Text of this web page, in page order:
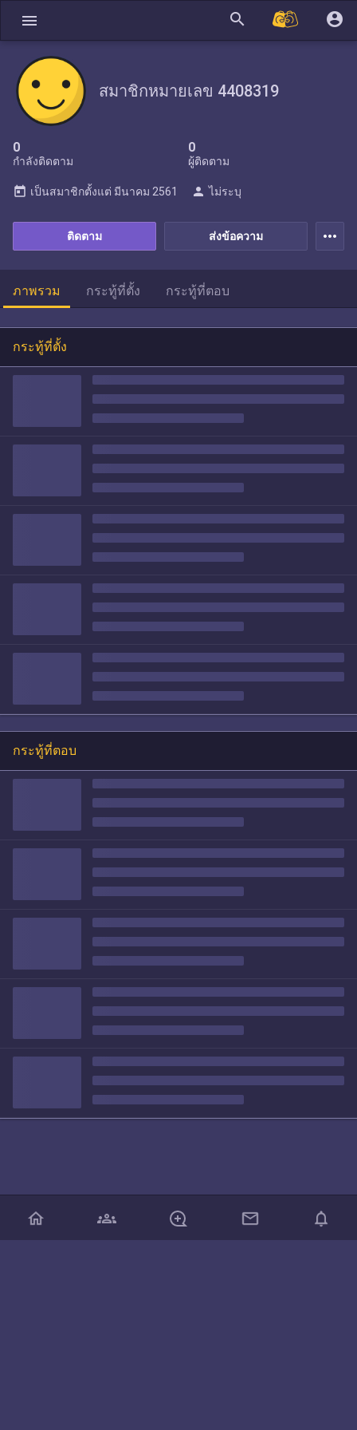
menu search account_circle
สมาชิกหมายเลข 4408319
0
กำลังติดตาม
0
ผู้ติดตาม
ส่งข้อความ
ติดตาม
today เป็นสมาชิกตั้งแต่ มีนาคม 2561 person ไม่ระบุ
more_horiz
ภาพรวม กระทู้ที่ตั้ง กระทู้ที่ตอบ
กระทู้ที่ตั้ง
กระทู้ที่ตอบ